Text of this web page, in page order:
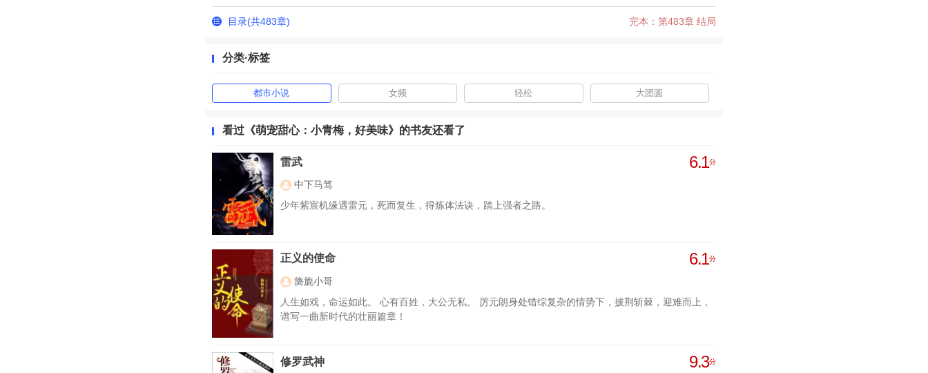
目录(共483章) 完本：第483章 结局
分类·标签
都市小说 女频 轻松 大团圆
看过《萌宠甜心：小青梅，好美味》的书友还看了
雷武 6.1分
中下马笃
少年紫宸机缘遇雷元，死而复生，得炼体法诀，踏上强者之路。
正义的使命 6.1分
旖旎小哥
人生如戏，命运如此。 心有百姓，大公无私。 厉元朗身处错综复杂的情势下，披荆斩棘，迎难而上，
谱写一曲新时代的壮丽篇章！
修罗武神 9.3分